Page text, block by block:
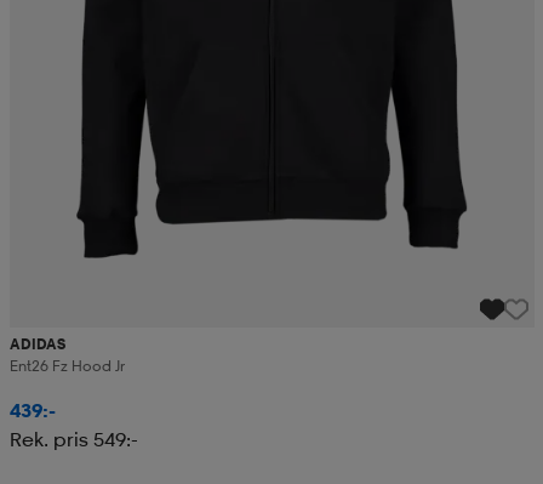
ADIDAS
Ent26 Fz Hood Jr
439:-
Rek. pris 549:-